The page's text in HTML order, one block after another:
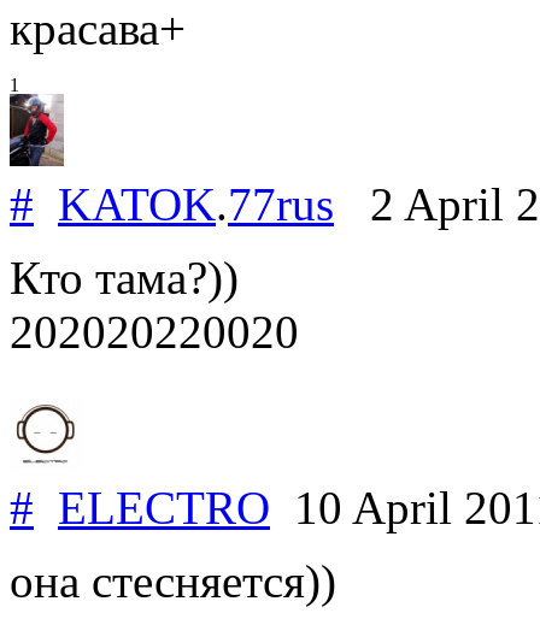
красава+
1
# KATOK.77rus 2 April
Кто тама?))
202020220020
# ELECTRO 10 April
она стесняется))